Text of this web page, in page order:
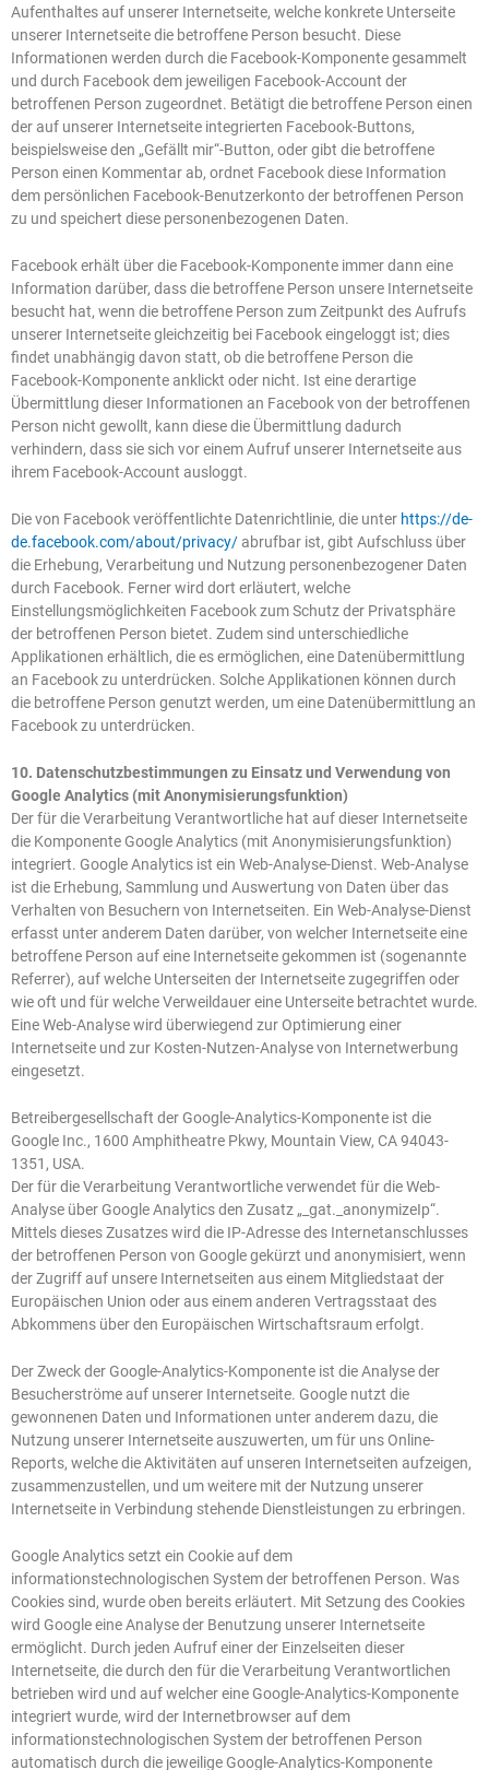
Aufenthaltes auf unserer Internetseite, welche konkrete Unterseite
unserer Internetseite die betroffene Person besucht. Diese
Informationen werden durch die Facebook-Komponente gesammelt
und durch Facebook dem jeweiligen Facebook-Account der
betroffenen Person zugeordnet. Betätigt die betroffene Person einen
der auf unserer Internetseite integrierten Facebook-Buttons,
beispielsweise den „Gefällt mir“-Button, oder gibt die betroffene
Person einen Kommentar ab, ordnet Facebook diese Information
dem persönlichen Facebook-Benutzerkonto der betroffenen Person
zu und speichert diese personenbezogenen Daten.
Facebook erhält über die Facebook-Komponente immer dann eine
Information darüber, dass die betroffene Person unsere Internetseite
besucht hat, wenn die betroffene Person zum Zeitpunkt des Aufrufs
unserer Internetseite gleichzeitig bei Facebook eingeloggt ist; dies
findet unabhängig davon statt, ob die betroffene Person die
Facebook-Komponente anklickt oder nicht. Ist eine derartige
Übermittlung dieser Informationen an Facebook von der betroffenen
Person nicht gewollt, kann diese die Übermittlung dadurch
verhindern, dass sie sich vor einem Aufruf unserer Internetseite aus
ihrem Facebook-Account ausloggt.
Die von Facebook veröffentlichte Datenrichtlinie, die unter https://de-
de.facebook.com/about/privacy/abrufbar ist, gibt Aufschluss über
die Erhebung, Verarbeitung und Nutzung personenbezogener Daten
durch Facebook. Ferner wird dort erläutert, welche
Einstellungsmöglichkeiten Facebook zum Schutz der Privatsphäre
der betroffenen Person bietet. Zudem sind unterschiedliche
Applikationen erhältlich, die es ermöglichen, eine Datenübermittlung
an Facebook zu unterdrücken. Solche Applikationen können durch
die betroffene Person genutzt werden, um eine Datenübermittlung an
Facebook zu unterdrücken.
10. Datenschutzbestimmungen zu Einsatz und Verwendung von
Google Analytics (mit Anonymisierungsfunktion)
Der für die Verarbeitung Verantwortliche hat auf dieser Internetseite
die Komponente Google Analytics (mit Anonymisierungsfunktion)
integriert. Google Analytics ist ein Web-Analyse-Dienst. Web-Analyse
ist die Erhebung, Sammlung und Auswertung von Daten über das
Verhalten von Besuchern von Internetseiten. Ein Web-Analyse-Dienst
erfasst unter anderem Daten darüber, von welcher Internetseite eine
betroffene Person auf eine Internetseite gekommen ist (sogenannte
Referrer), auf welche Unterseiten der Internetseite zugegriffen oder
wie oft und für welche Verweildauer eine Unterseite betrachtet wurde.
Eine Web-Analyse wird überwiegend zur Optimierung einer
Internetseite und zur Kosten-Nutzen-Analyse von Internetwerbung
eingesetzt.
Betreibergesellschaft der Google-Analytics-Komponente ist die
Google Inc., 1600 Amphitheatre Pkwy, Mountain View, CA 94043-
1351, USA.
Der für die Verarbeitung Verantwortliche verwendet für die Web-
Analyse über Google Analytics den Zusatz „_gat._anonymizeIp“.
Mittels dieses Zusatzes wird die IP-Adresse des Internetanschlusses
der betroffenen Person von Google gekürzt und anonymisiert, wenn
der Zugriff auf unsere Internetseiten aus einem Mitgliedstaat der
Europäischen Union oder aus einem anderen Vertragsstaat des
Abkommens über den Europäischen Wirtschaftsraum erfolgt.
Der Zweck der Google-Analytics-Komponente ist die Analyse der
Besucherströme auf unserer Internetseite. Google nutzt die
gewonnenen Daten und Informationen unter anderem dazu, die
Nutzung unserer Internetseite auszuwerten, um für uns Online-
Reports, welche die Aktivitäten auf unseren Internetseiten aufzeigen,
zusammenzustellen, und um weitere mit der Nutzung unserer
Internetseite in Verbindung stehende Dienstleistungen zu erbringen.
Google Analytics setzt ein Cookie auf dem
informationstechnologischen System der betroffenen Person. Was
Cookies sind, wurde oben bereits erläutert. Mit Setzung des Cookies
wird Google eine Analyse der Benutzung unserer Internetseite
ermöglicht. Durch jeden Aufruf einer der Einzelseiten dieser
Internetseite, die durch den für die Verarbeitung Verantwortlichen
betrieben wird und auf welcher eine Google-Analytics-Komponente
integriert wurde, wird der Internetbrowser auf dem
informationstechnologischen System der betroffenen Person
automatisch durch die jeweilige Google-Analytics-Komponente